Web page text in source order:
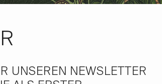
UNSEREN NEWSLETTER